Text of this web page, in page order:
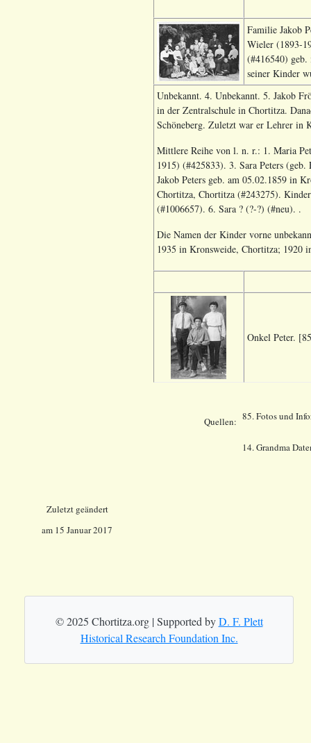
Familie Jakob
Wieler (1893-
(#416540)
seiner Kinder
Unbekannt. 4. Unbekannt. 5. Jakob
in der Zentralschule in Chortitza.
Schöneberg. Zuletzt war er Lehrer in
Mittlere Reihe von l. n. r.: 1. Maria
1915) (#425833). 3. Sara Peters
Jakob Peters geb. am 05.02.1859 in
Chortitza, Chortitza (#243275).
(#1006657). 6. Sara ? (?-?) (#neu). .
Die Namen der Kinder vorne
1935 in Kronsweide, Chortitza;
Onkel Peter.
Quellen: 85. Fotos und
14.Grandma
Zuletzt geändert
am 15 Januar 2017
© 2025 Chortitza.org | Supported byD. F. Plett
Historical Research Foundation Inc.